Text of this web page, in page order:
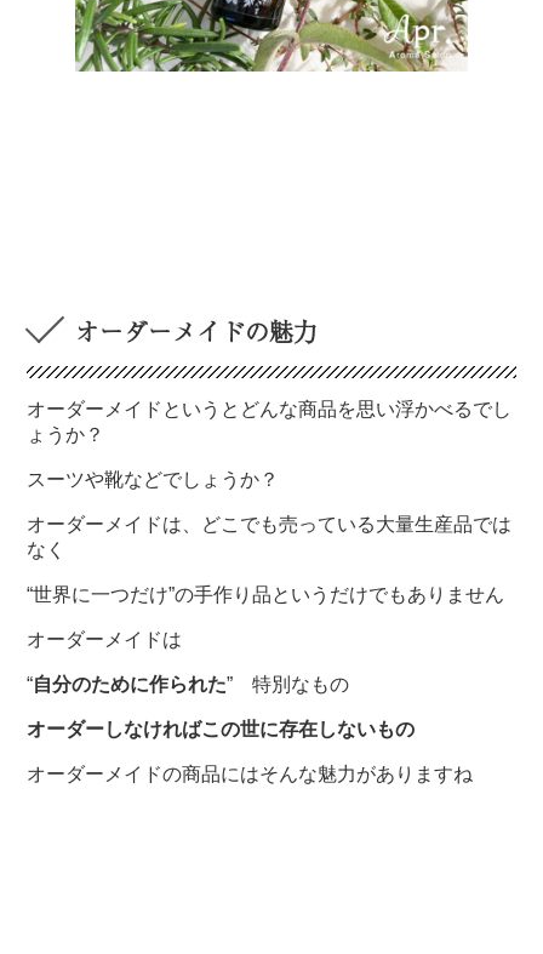
オーダーメイドの魅力
オーダーメイドというとどんな商品を思い浮かべるでし
ょうか？
スーツや靴などでしょうか？
オーダーメイドは、どこでも売っている大量生産品では
なく
“世界に一つだけ”の手作り品というだけでもありません
オーダーメイドは
“自分のために作られた” 特別なもの
オーダーしなければこの世に存在しないもの
オーダーメイドの商品にはそんな魅力がありますね